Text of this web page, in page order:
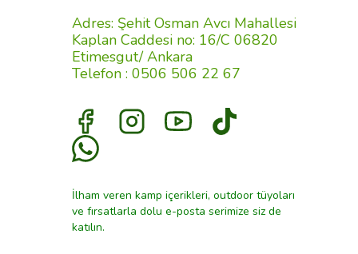
Adres: Şehit Osman Avcı Mahallesi
Kaplan Caddesi no: 16/C 06820
Etimesgut/ Ankara
Telefon : 0506 506 22 67
İlham veren kamp içerikleri, outdoor tüyoları
ve fırsatlarla dolu e-posta serimize siz de
katılın.